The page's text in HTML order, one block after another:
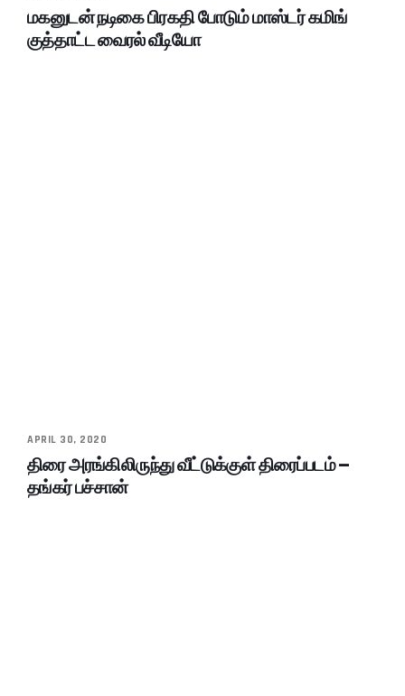
மகனுடன் நடிகை பிரகதி போடும் மாஸ்டர் கமிங்
குத்தாட்ட வைரல் வீடியோ
APRIL 30, 2020
திரை அரங்கிலிருந்து வீட்டுக்குள் திரைப்படம் –
தங்கர் பச்சான்